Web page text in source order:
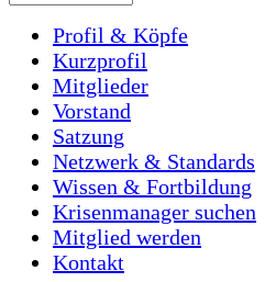
Profil & Köpfe
Kurzprofil
Mitglieder
Vorstand
Satzung
Netzwerk & Standards
Wissen & Fortbildung
Krisenmanager suchen
Mitglied werden
Kontakt